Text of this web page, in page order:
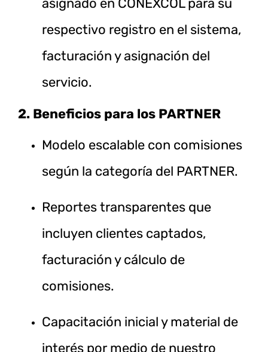
respectivo registro en el sistema,
facturación y asignación del
servicio.
2. Beneficios para los PARTNER
Modelo escalable con comisiones
según la categoría del PARTNER.
Reportes transparentes que
incluyen clientes captados,
facturación y cálculo de
comisiones.
Capacitación inicial y material de
interés por medio de nuestro